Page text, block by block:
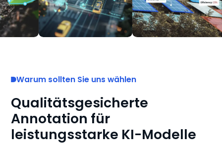
Warum sollten Sie uns wählen
Qualitätsgesicherte
Annotation für
leistungsstarke KI-Modelle